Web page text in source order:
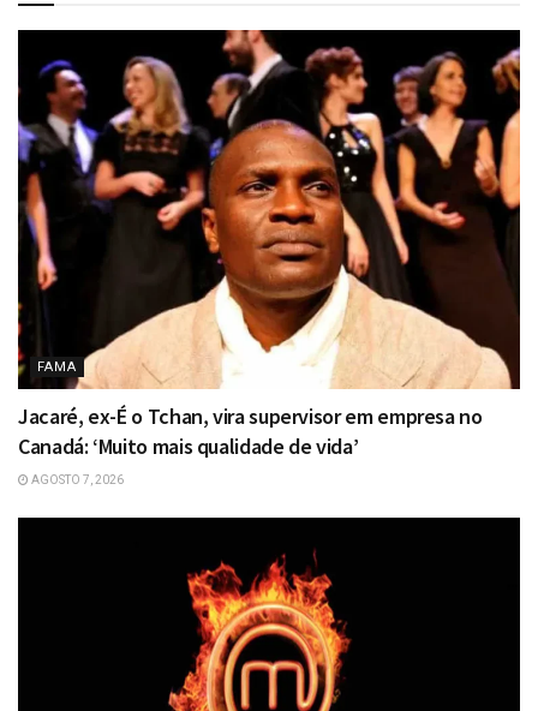
FAMA
Jacaré, ex-É o Tchan, vira supervisor em empresa no
Canadá: ‘Muito mais qualidade de vida’
AGOSTO 7, 2026